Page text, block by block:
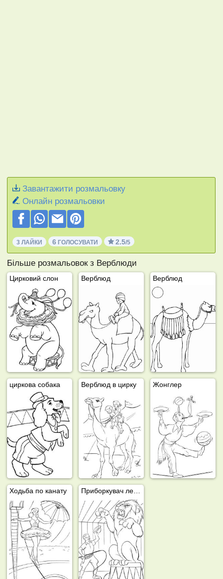
Завантажити розмальовку
Онлайн розмальовки
3 ЛАЙКИ 6 ГОЛОСУВАТИ 2.5/5
Більше розмальовок з Верблюди
Цирковий слон Верблюд Верблюд
циркова собака Верблюд в цирку Жонглер
Ходьба по канату